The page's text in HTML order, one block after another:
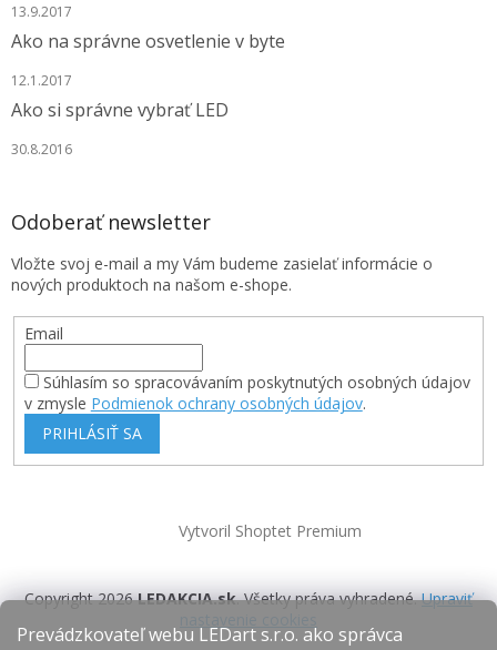
Prevádzkovateľ webu LEDart s.r.o. ako správca
13.9.2017
Ako na správne osvetlenie v byte
12.1.2017
Ako si správne vybrať LED
30.8.2016
Odoberať newsletter
Vložte svoj e-mail a my Vám budeme zasielať informácie o
nových produktoch na našom e-shope.
Email
Súhlasím so spracovávaním poskytnutých osobných údajov
v zmysle Podmienok ochrany osobných údajov.
PRIHLÁSIŤ SA
Vytvoril Shoptet Premium
Copyright 2026LEDAKCIA.sk. Všetky práva vyhradené.Upraviť